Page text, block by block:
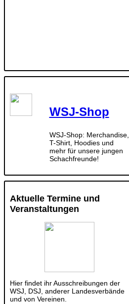
WSJ-Shop
WSJ-Shop: Merchandise,
T-Shirt, Hoodies und
mehr für unsere jungen
Schachfreunde!
Aktuelle Termine und
Veranstaltungen
Hier findet ihr Ausschreibungen der
WSJ, DSJ, anderer Landesverbände
und von Vereinen.